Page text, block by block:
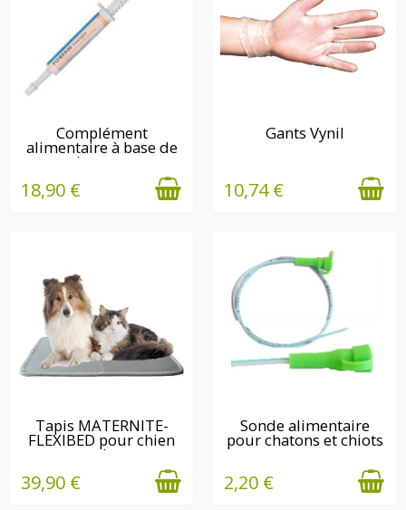
EN STOCK
Complément
alimentaire à base de
colostrum...
18,90 €
EN STOCK
Gants Vynil
10,74 €
EN STOCK
Tapis MATERNITE-
FLEXIBED pour chien
et chat
39,90 €
EN STOCK
Sonde alimentaire
pour chatons et chiots
2,20 €